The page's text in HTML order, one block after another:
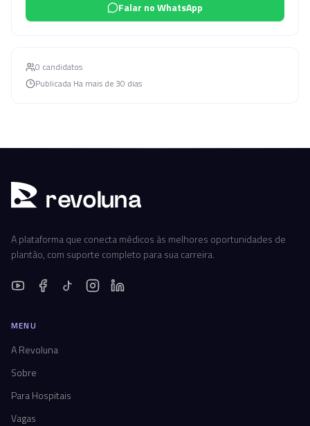
Falar no WhatsApp
0 candidatos
Publicada Ha mais de 30 dias
revoluna
A plataforma que conecta médicos às melhores oportunidades de
plantão, com suporte completo para sua carreira.
MENU
A Revoluna
Sobre
Para Hospitais
Vagas